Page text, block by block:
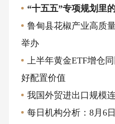
“十五五”专项规划里
鲁甸县花椒产业高质
举办
上半年黄金ETF增仓
好配置价值
我国外贸进出口规模
每日机构分析：8月6日